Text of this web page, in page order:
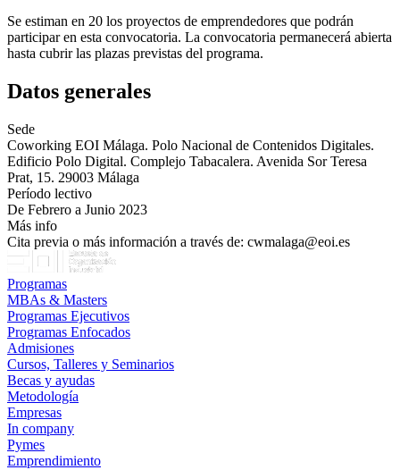
Se estiman en 20 los proyectos de emprendedores que podrán
participar en esta convocatoria. La convocatoria permanecerá abierta
hasta cubrir las plazas previstas del programa.
Datos generales
Sede
Coworking EOI Málaga. Polo Nacional de Contenidos Digitales.
Edificio Polo Digital. Complejo Tabacalera. Avenida Sor Teresa
Prat, 15. 29003 Málaga
Período lectivo
De Febrero a Junio 2023
Más info
Cita previa o más información a través de: cwmalaga@eoi.es
Programas
MBAs & Masters
Programas Ejecutivos
Programas Enfocados
Admisiones
Cursos, Talleres y Seminarios
Becas y ayudas
Metodología
Empresas
In company
Pymes
Emprendimiento